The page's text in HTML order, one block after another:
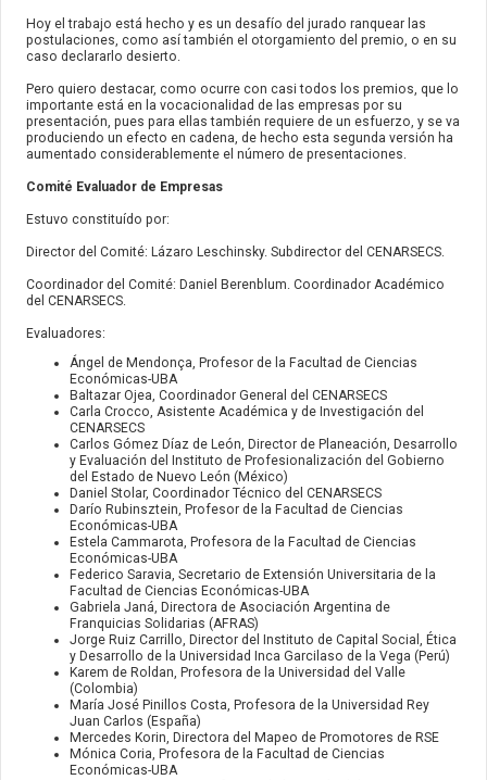
Hoy el trabajo está hecho y es un desafío del jurado ranquear las
postulaciones, como así también el otorgamiento del premio, o en su
caso declararlo desierto.
Pero quiero destacar, como ocurre con casi todos los premios, que lo
importante está en la vocacionalidad de las empresas por su
presentación, pues para ellas también requiere de un esfuerzo, y se va
produciendo un efecto en cadena, de hecho esta segunda versión ha
aumentado considerablemente el número de presentaciones.
Comité Evaluador de Empresas
Estuvo constituído por:
Director del Comité: Lázaro Leschinsky. Subdirector del CENARSECS.
Coordinador del Comité: Daniel Berenblum. Coordinador Académico
del CENARSECS.
Evaluadores:
Ángel de Mendonça, Profesor de la Facultad de Ciencias
Económicas-UBA
Baltazar Ojea, Coordinador General del CENARSECS
Carla Crocco, Asistente Académica y de Investigación del
CENARSECS
Carlos Gómez Díaz de León, Director de Planeación, Desarrollo
y Evaluación del Instituto de Profesionalización del Gobierno
del Estado de Nuevo León (México)
Daniel Stolar, Coordinador Técnico del CENARSECS
Darío Rubinsztein, Profesor de la Facultad de Ciencias
Económicas-UBA
Estela Cammarota, Profesora de la Facultad de Ciencias
Económicas-UBA
Federico Saravia, Secretario de Extensión Universitaria de la
Facultad de Ciencias Económicas-UBA
Gabriela Janá, Directora de Asociación Argentina de
Franquicias Solidarias (AFRAS)
Jorge Ruiz Carrillo, Director del Instituto de Capital Social, Ética
y Desarrollo de la Universidad Inca Garcilaso de la Vega (Perú)
Karem de Roldan, Profesora de la Universidad del Valle
(Colombia)
María José Pinillos Costa, Profesora de la Universidad Rey
Juan Carlos (España)
Mercedes Korin, Directora del Mapeo de Promotores de RSE
Mónica Coria, Profesora de la Facultad de Ciencias
Económicas-UBA